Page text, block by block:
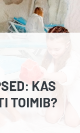
KAS
TOIMIB?